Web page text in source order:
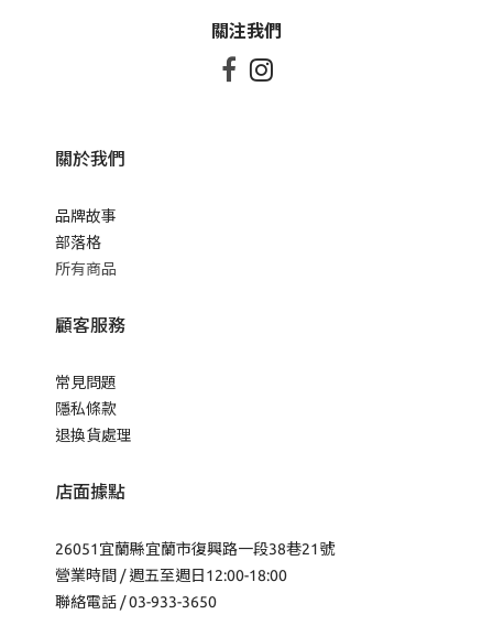
關注我們
 
關於我們
品牌故事
部落格
所有商品
顧客服務
常見問題
隱私條款
退換貨處理
店面據點
26051宜蘭縣宜蘭市復興路一段38巷21號
營業時間 / 週五至週日12:00-18:00
聯絡電話 / 03-933-3650